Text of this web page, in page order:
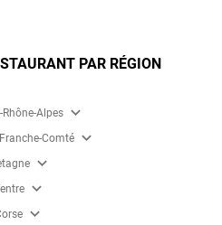
PAR RÉGION
Alpes expand_more
Comté expand_more
expand_more
expand_more
expand_more